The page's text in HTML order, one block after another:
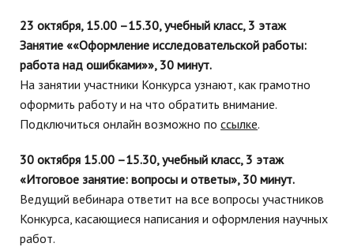
23 октября, 15.00 –15.30, учебный класс, 3 этаж
Занятие ««Оформление исследовательской работы:
работа над ошибками»», 30 минут.
На занятии участники Конкурса узнают, как грамотно
оформить работу и на что обратить внимание.
Подключиться онлайн возможно по ссылке.
30 октября 15.00 –15.30, учебный класс, 3 этаж
«Итоговое занятие: вопросы и ответы», 30 минут.
Ведущий вебинара ответит на все вопросы участников
Конкурса, касающиеся написания и оформления научных
работ.